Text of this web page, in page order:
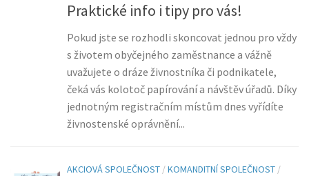
Praktické info i tipy pro vás!
Pokud jste se rozhodli skoncovat jednou pro vždy
s životem obyčejného zaměstnance a vážně
uvažujete o dráze živnostníka či podnikatele,
čeká vás kolotoč papírování a návštěv úřadů. Díky
jednotným registračním místům dnes vyřídíte
živnostenské oprávnění...
AKCIOVÁ SPOLEČNOST /KOMANDITNÍ SPOLEČNOST /